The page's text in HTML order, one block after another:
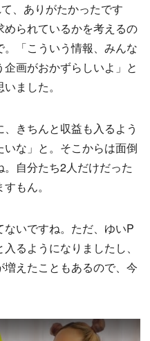
、ありがたかったです
られているかを考えるの
「こういう情報、みんな
画がおかずらしいよ」と
ました。
きちんと収益も入るよう
な」と。そこからは面倒
自分たち2人だけだった
もん。
いですね。ただ、ゆいP
るようになりましたし、
えたこともあるので、今